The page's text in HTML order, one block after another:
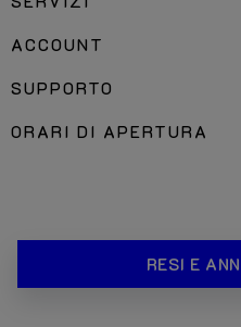
ACCOUNT
SUPPORTO
ORARI DI APERTURA
RESI E